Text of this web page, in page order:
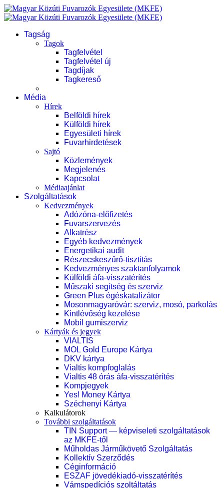
Tagság
Tagok
Tagfelvétel
Tagfelvétel új
Tagdíjak
Tagkereső
Média
Hírek
Belföldi hírek
Külföldi hírek
Egyesületi hírek
Fuvarhirdetések
Sajtó
Közlemények
Megjelenés
Kapcsolat
Médiaajánlat
Szolgáltatások
Kedvezmények
Adózóna-előfizetés
Fuvarszervezés
Alkatrész
Egyéb kedvezmények
Energetikai audit
Részecskeszűrő-tisztítás
Kedvezményes szaktanfolyamok
Külföldi áfa-visszatérítés
Műszaki segítség és szerviz
Green Plus égéskatalizátor
Mosonmagyaróvár: szerviz, mosó, parkolás
Kintlévőség kezelése
Mobil gumiszerviz
Kártyák és jegyek
VIALTIS
MOL Gold Europe Kártya
DKV kártya
Vialtis kompfoglalás
Vialtis 48 órás áfa-visszatérítés
Kompjegyek
Yes! Money Kártya
Széchenyi Kártya
Kalkulátorok
További szolgáltatások
TIN Support — képviseleti szolgáltatások
az MKFE-től
Műholdas Járműkövető Szolgáltatás
Kollektív Szerződés
Céginformáció
ESZAF jövedékiadó-visszatérítés
Vámspedíciós szoltáltatás